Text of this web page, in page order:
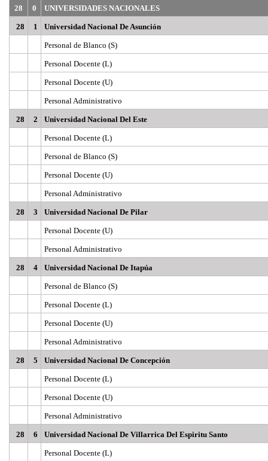
28 0 UNIVERSIDADES NACIONALES
28 1 Universidad Nacional De Asunción
Personal de Blanco (S)
Personal Docente (L)
Personal Docente (U)
Personal Administrativo
28 2 Universidad Nacional Del Este
Personal Docente (L)
Personal de Blanco (S)
Personal Docente (U)
Personal Administrativo
28 3 Universidad Nacional De Pilar
Personal Docente (U)
Personal Administrativo
28 4 Universidad Nacional De Itapúa
Personal de Blanco (S)
Personal Docente (L)
Personal Docente (U)
Personal Administrativo
28 5 Universidad Nacional De Concepción
Personal Docente (L)
Personal Docente (U)
Personal Administrativo
28 6 Universidad Nacional De Villarrica Del Espiritu Santo
Personal Docente (L)